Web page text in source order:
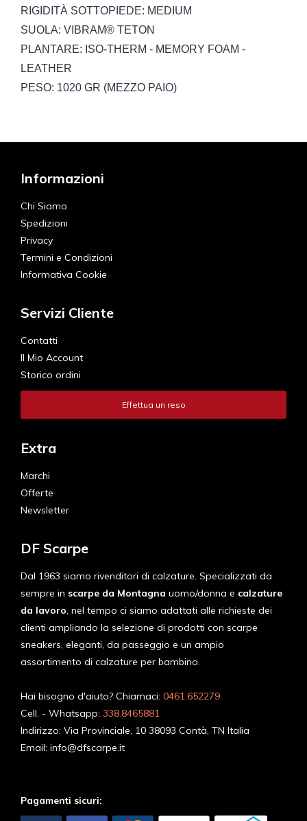
RIGIDITÀ SOTTOPIEDE: MEDIUM
SUOLA: VIBRAM® TETON
PLANTARE: ISO-THERM - MEMORY FOAM -
LEATHER
PESO: 1020 GR (MEZZO PAIO)
Informazioni
Chi Siamo
Spedizioni
Privacy
Termini e Condizioni
Informativa Cookie
Servizi Cliente
Contatti
Il Mio Account
Storico ordini
Effettua un reso
Extra
Marchi
Offerte
Newsletter
DF Scarpe
Dal 1963 siamo rivenditori di calzature. Specializzati da
sempre in scarpe da Montagna uomo/donna e calzature
da lavoro, nel tempo ci siamo adattati alle richieste dei
clienti ampliando la selezione di prodotti con scarpe
sneakers, eleganti, da passeggio e un ampio
assortimento di calzature per bambino.
Hai bisogno d'aiuto? Chiamaci: 0461.652279
Cell. - Whatsapp: 338.8465881
Indirizzo: Via Provinciale, 10 38093 Contà, TN Italia
Email: info@dfscarpe.it
Pagamenti sicuri: